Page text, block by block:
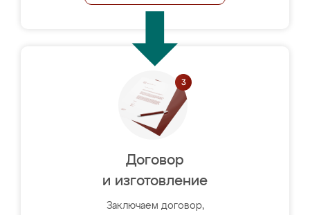
Договор
и изготовление
Заключаем договор,